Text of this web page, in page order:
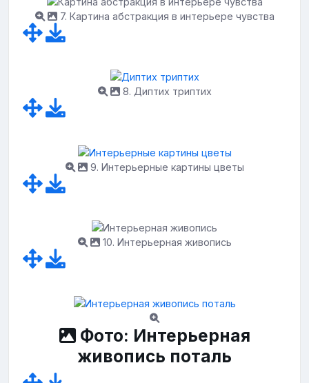
7. Картина абстракция в интерьере чувства
8. Диптих триптих
9. Интерьерные картины цветы
10. Интерьерная живопись
Фото: Интерьерная
живопись поталь